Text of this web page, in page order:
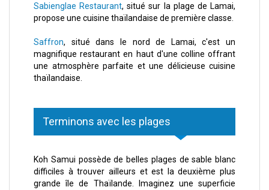
Sabienglae Restaurant, situé sur la plage de Lamai,
propose une cuisine thaïlandaise de première classe.
Saffron, situé dans le nord de Lamai, c'est un
magnifique restaurant en haut d'une colline offrant
une atmosphère parfaite et une délicieuse cuisine
thaïlandaise.
Terminons avec les plages
Koh Samui possède de belles plages de sable blanc
difficiles à trouver ailleurs et est la deuxième plus
grande île de Thaïlande. Imaginez une superficie